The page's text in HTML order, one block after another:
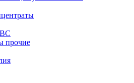
прочие